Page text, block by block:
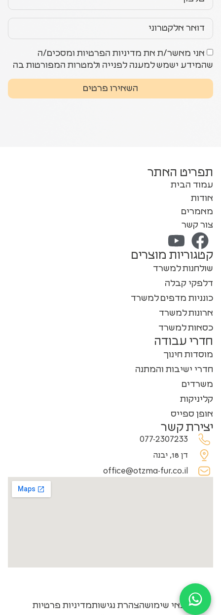
אני מאשר/ת את מדיניות הפרטיות ומסכים/ה
שהמידע ישמש למענה לפנייה ולמטרות המפורטות בה
השאירו פרטים
תפריט האתר
עמוד הבית
אודות
מאמרים
צור קשר
קטגוריות מוצרים
שולחנות למשרד
דלפקי קבלה
כונניות מדפים למשרד
ארונות למשרד
כסאות למשרד
חדרי עבודה
מוסדות חינוך
חדרי ישיבות והמתנה
משרדים
קליניקות
אופן ספייס
יצירת קשר
077-2307233
דן 18, יבנה
office@otzma-fur.co.il
תנאי שימושהצהרת נגישותמדיניות פרטיות